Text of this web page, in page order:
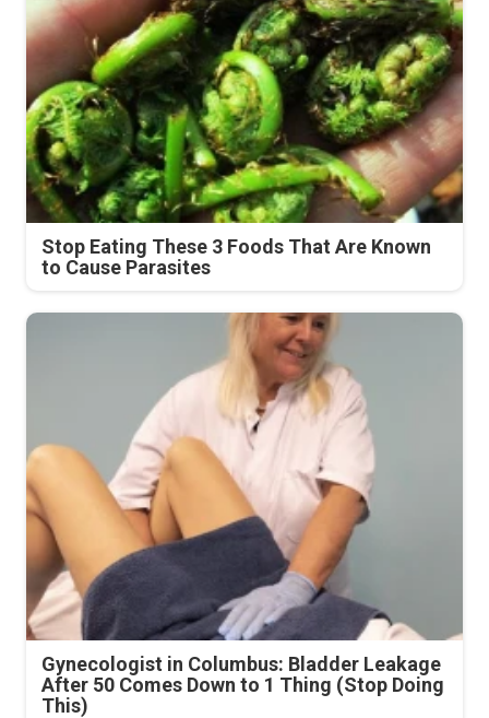
Stop Eating These 3 Foods That Are Known
to Cause Parasites
Gynecologist in Columbus: Bladder Leakage
After 50 Comes Down to 1 Thing (Stop Doing
This)